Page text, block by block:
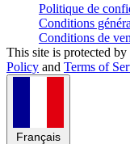
Politique de
Conditions
Conditions de
This site is protected
Policy and Terms of
Français